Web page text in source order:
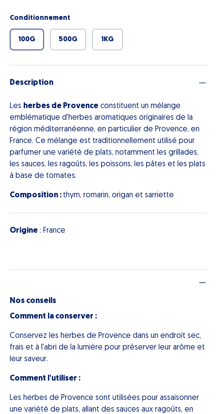
Conditionnement
100G 500G 1KG
Description
Les herbes de Provence constituent un mélange
emblématique d'herbes aromatiques originaires de la
région méditerranéenne, en particulier de Provence, en
France. Ce mélange est traditionnellement utilisé pour
parfumer une variété de plats, notamment les grillades,
les sauces, les ragoûts, les poissons, les pâtes et les plats
à base de tomates.
Composition : thym, romarin, origan et sarriette
Origine : France
Nos conseils
Comment la conserver :
Conservez les herbes de Provence dans un endroit sec,
frais et à l'abri de la lumière pour préserver leur arôme et
leur saveur.
Comment l'utiliser :
Les herbes de Provence sont utilisées pour assaisonner
une variété de plats, allant des sauces aux ragoûts, en